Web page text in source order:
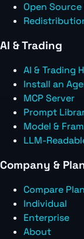
Open
AI & Trading
AI & Trading
Install an
MCP Server
Prompt
Model &
LLM-
Company &
Compare
Individual
Enterprise
About